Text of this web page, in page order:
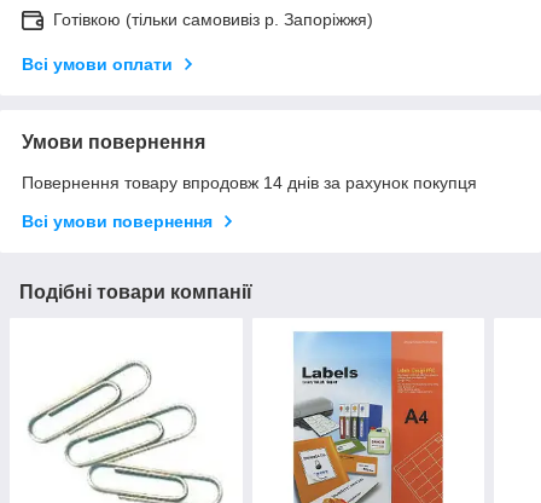
Готівкою (тільки самовивіз р. Запоріжжя)
Всі умови оплати
Умови повернення
Повернення товару впродовж 14 днів за рахунок покупця
Всі умови повернення
Подібні товари компанії